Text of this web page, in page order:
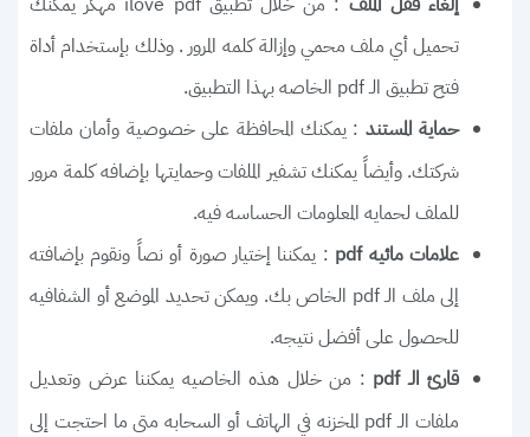
تحميل أي ملف محمي وإزالة كلمه المرور . وذلك بإستخدام أداة
فتح تطبيق الـ pdf الخاصه بهذا التطبيق.
حماية المستند : يمكنك المحافظة على خصوصية وأمان ملفات
شركتك. وأيضاً يمكنك تشفير الملفات وحمايتها بإضافه كلمة مرور
للملف لحمايه المعلومات الحساسه فيه.
علامات مائيه pdf
: يمكننا إختيار صورة أو نصاً ونقوم بإضافته
إلى ملف الـ pdf الخاص بك. ويمكن تحديد الموضع أو الشفافيه
للحصول على أفضل نتيجه.
قارئ الـ pdf
: من خلال هذه الخاصيه يمكننا عرض وتعديل
ملفات الـ pdf المخزنه في الهاتف أو السحابه متى ما احتجت إلى